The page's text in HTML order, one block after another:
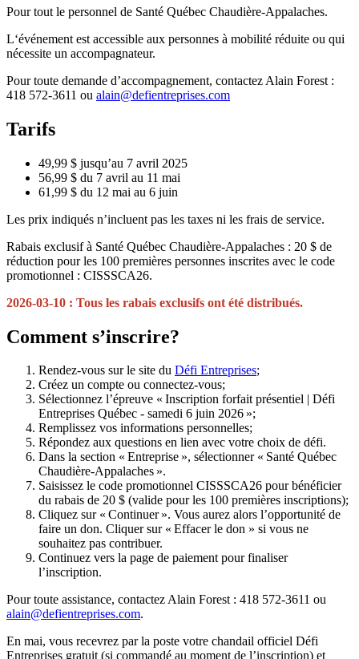
Pour tout le personnel de Santé Québec Chaudière-Appalaches.
L‘événement est accessible aux personnes à mobilité réduite ou qui
nécessite un accompagnateur.
Pour toute demande d’accompagnement, contactez Alain Forest :
418 572-3611 ou alain@defientreprises.com
Tarifs
49,99 $ jusqu’au 7 avril 2025
56,99 $ du 7 avril au 11 mai
61,99 $ du 12 mai au 6 juin
Les prix indiqués n’incluent pas les taxes ni les frais de service.
Rabais exclusif à Santé Québec Chaudière-Appalaches : 20 $ de
réduction pour les 100 premières personnes inscrites avec le code
promotionnel : CISSSCA26.
2026-03-10 : Tous les rabais exclusifs ont été distribués.
Comment s’inscrire?
Rendez-vous sur le site du Défi Entreprises;
Créez un compte ou connectez-vous;
Sélectionnez l’épreuve « Inscription forfait présentiel | Défi
Entreprises Québec - samedi 6 juin 2026 »;
Remplissez vos informations personnelles;
Répondez aux questions en lien avec votre choix de défi.
Dans la section « Entreprise », sélectionner « Santé Québec
Chaudière-Appalaches ».
Saisissez le code promotionnel CISSSCA26 pour bénéficier
du rabais de 20 $ (valide pour les 100 premières inscriptions);
Cliquez sur « Continuer ». Vous aurez alors l’opportunité de
faire un don. Cliquer sur « Effacer le don » si vous ne
souhaitez pas contribuer.
Continuez vers la page de paiement pour finaliser
l’inscription.
Pour toute assistance, contactez Alain Forest : 418 572-3611 ou
alain@defientreprises.com.
En mai, vous recevrez par la poste votre chandail officiel Défi
Entreprises gratuit (si commandé au moment de l’inscription) et